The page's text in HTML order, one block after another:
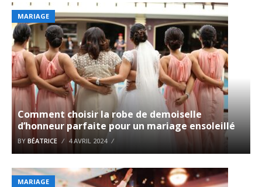
MARIAGE
Comment choisir la robe de demoiselle
d’honneur parfaite pour un mariage ensoleillé
BY BÉATRICE 4 AVRIL 2024
MARIAGE